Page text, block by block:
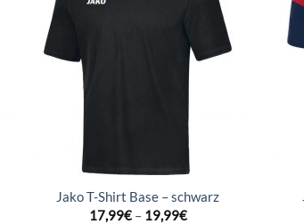
Jako T-Shirt Base – schwarz
17,99€– 19,99€